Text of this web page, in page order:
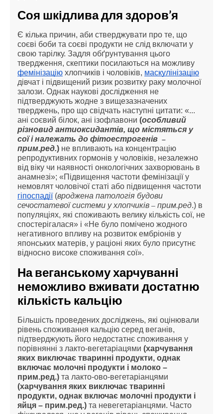
Соя шкідлива для здоров’я
Є кілька причин, аби стверджувати про те, що
соєві боби та соєві продукти не слід включати у
свою тарілку. Задля обґрунтування цього
твердження, скептики посилаються на можливу
фемінізацію хлопчиків і чоловіків, маскулінізацію
дівчат і підвищений ризик розвитку раку молочної
залози. Однак наукові дослідження не
підтверджують жодне з вищезазначених
тверджень, про що свідчать наступні цитати: «...
ані соєвий білок, ані ізофлавони (особливий
різновид антиоксидантів, що містяться у
сої і належать до фітоестрогенів –
прим.ред.) не впливають на концентрацію
репродуктивних гормонів у чоловіків, незалежно
від віку чи наявності онкологічних захворювань в
анамнезі»; «Підвищення частоти фемінізації у
немовлят чоловічої статі або підвищення частоти
гіпоспадії(вроджена патологія будови
сечостатевої системи у хлопчиків – прим.ред.) в
популяціях, які споживають велику кількість сої, не
спостерігалася» і «Не було помічено жодного
негативного впливу на розвиток ембріонів у
японських матерів, у раціоні яких було присутнє
відносно високе споживання сої».
На веганському харчуванні
неможливо вживати достатню
кількість кальцію
Більшість проведених досліджень, які оцінювали
рівень споживання кальцію серед веганів,
підтверджують його недостатнє споживання у
порівнянні з лакто-вегетаріацями (харчування
яких виключає тваринні продукти, однак
включає молочні продукти і молоко –
прим.ред.) та лакто-ово-вегетаріанцями
(харчування яких виключає тваринні
продукти, однак включає молочні продукти і
яйця – прим.ред.) та невегетаріанцями. Часто